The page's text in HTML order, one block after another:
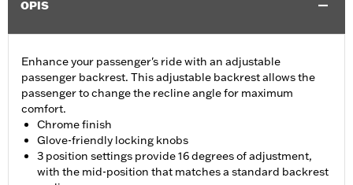
OPIS
Enhance your passenger's ride with an adjustable
passenger backrest. This adjustable backrest allows the
passenger to change the recline angle for maximum
comfort.
Chrome finish
Glove-friendly locking knobs
3 position settings provide 16 degrees of adjustment,
with the mid-position that matches a standard backrest